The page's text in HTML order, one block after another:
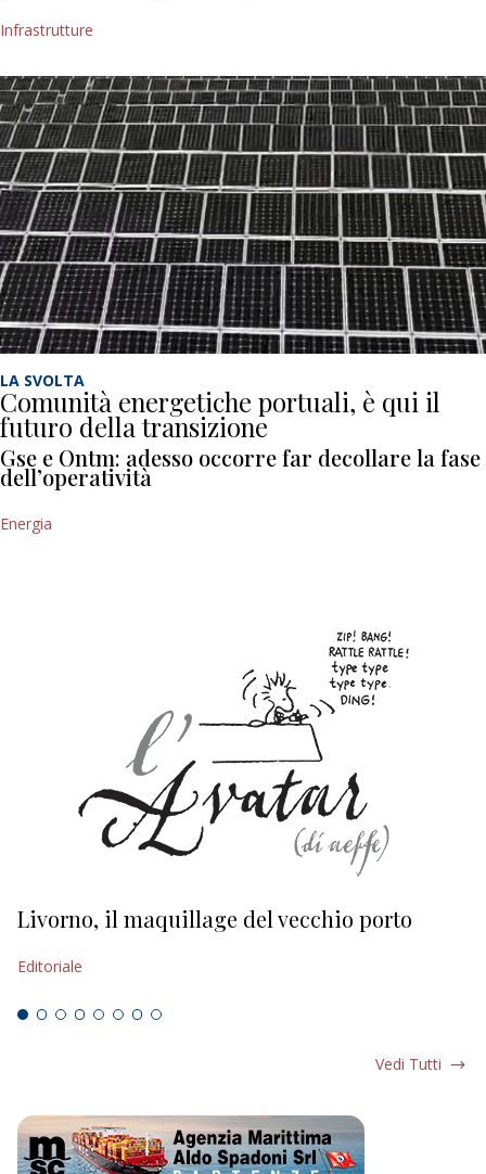
Infrastrutture
LA SVOLTA
Comunità energetiche portuali, è qui il
futuro della transizione
Gse e Ontm: adesso occorre far decollare la fase
dell’operatività
Energia
Livorno, il maquillage del vecchio porto
Editoriale
Vedi Tutti